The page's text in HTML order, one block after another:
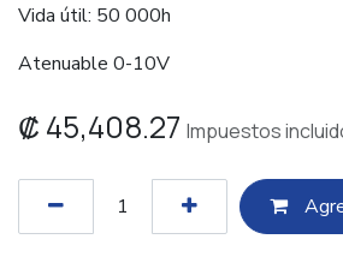
Vida útil: 50 000h
Atenuable 0-10V
₡ 45,408.27 Impuestos